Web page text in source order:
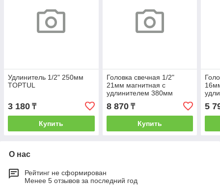
Удлинитель 1/2" 250мм
TOPTUL
3 180 ₸
Купить
Головка свечная 1/2"
21мм магнитная с
удлинителем 380мм
8 870₸
Купить
5
О нас
Рейтинг не сформирован
Менее 5 отзывов за последний год